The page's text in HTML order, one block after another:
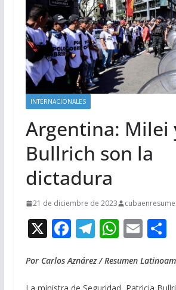
INTERNACIONALES
Argentina: Milei
Bullrich son la
dictadura
21 de diciembre de 2023
X F
e
T
e
W
at
E
ai
C
Por Carlos Aznárez / Resumen